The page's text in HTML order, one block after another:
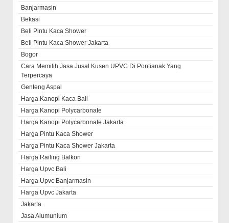
Banjarmasin
Bekasi
Beli Pintu Kaca Shower
Beli Pintu Kaca Shower Jakarta
Bogor
Cara Memilih Jasa Jusal Kusen UPVC Di Pontianak Yang
Terpercaya
Genteng Aspal
Harga Kanopi Kaca Bali
Harga Kanopi Polycarbonate
Harga Kanopi Polycarbonate Jakarta
Harga Pintu Kaca Shower
Harga Pintu Kaca Shower Jakarta
Harga Railing Balkon
Harga Upvc Bali
Harga Upvc Banjarmasin
Harga Upvc Jakarta
Jakarta
Jasa Alumunium